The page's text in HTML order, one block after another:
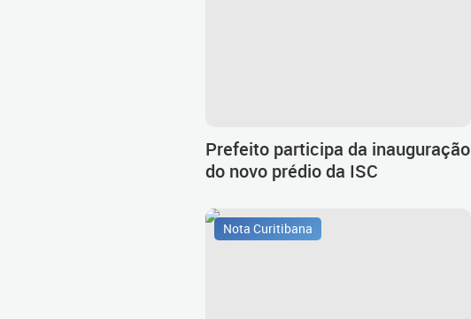
Prefeito participa da inauguração
do novo prédio da ISC
Nota Curitibana